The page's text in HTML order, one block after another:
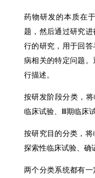
药物研发的本质在
题，然后通过研究
行的研究，用于回
病相关的特定问题
行描述。
按研发阶段分类，将
临床试验、Ⅲ期临床
按研究目的分类，将
探索性临床试验、确
两个分类系统都有